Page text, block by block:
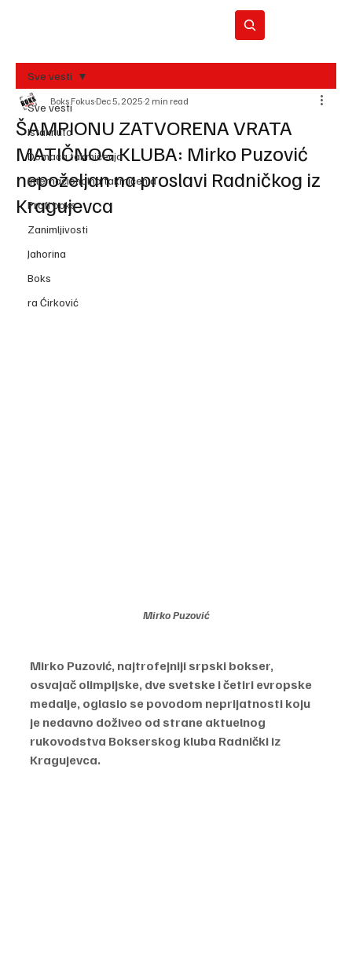
REC
Sve vesti
Istaknuto
Domaća takmičenja
Internacionalna takmičenja
Profi boks
Zanimljivosti
Jahorina
Boks
ra Ćirković
Sve vesti
ŠAMPIONU ZATVORENA VRATA
MATIČNOG KLUBA: Mirko Puzović
nepoželjan na proslavi Radničkog iz
Kragujevca
Boks Fokus Dec 5, 2025 2 min read
Mirko Puzović
Mirko Puzović, najtrofejniji srpski bokser,
osvajač olimpijske, dve svetske i četiri evropske
medalje, oglasio se povodom neprijatnosti koju
je nedavno doživeo od strane aktuelnog
rukovodstva Bokserskog kluba Radnički iz
Kragujevca.